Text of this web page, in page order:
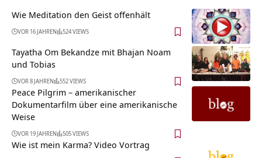
Wie Meditation den Geist offenhält
VOR 16 JAHREN 524 VIEWS
Tayatha Om Bekandze mit Bhajan Noam
und Tobias
VOR 8 JAHREN 552 VIEWS
Peace Pilgrim – amerikanischer
Dokumentarfilm über eine amerikanische
Weise
VOR 19 JAHREN 505 VIEWS
Wie ist mein Karma? Video Vortrag